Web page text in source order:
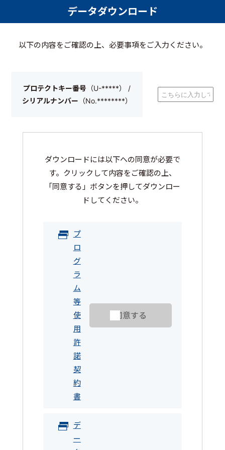
データダウンロード
以下の内容をご確認の上、必要事項をご入力ください。
プロテクトキー番号 （U-*****） /
シリアルナンバー （No.********）
ダウンロードには以下への同意が必要で
す。クリックして内容をご確認の上、
「同意する」ボタンを押してダウンロー
ドしてください。
プ
ロ
グ
ラ
ム
等
使
用
許
諾
契
約
書
同意する
デ
ー